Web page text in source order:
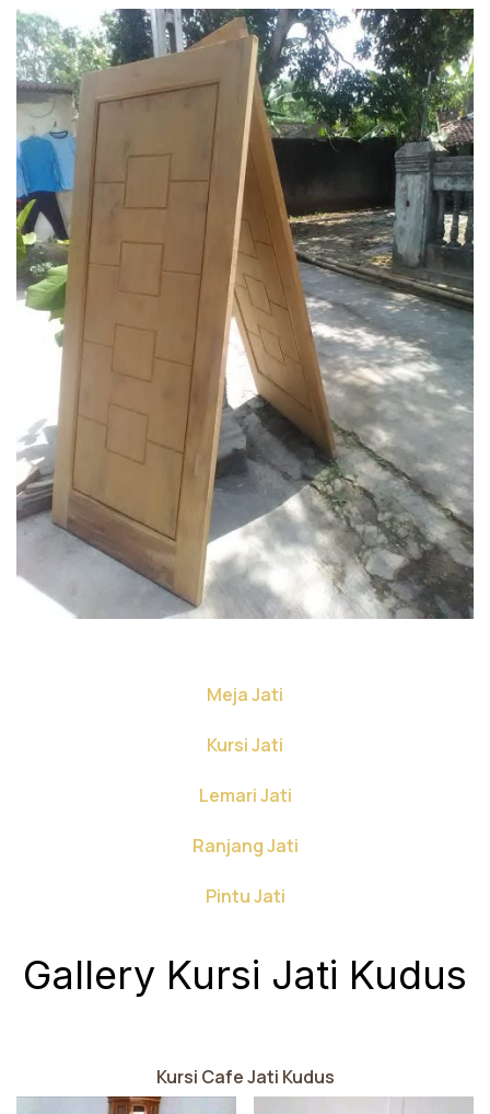
Meja Jati
Kursi Jati
Lemari Jati
Ranjang Jati
Pintu Jati
Gallery Kursi Jati Kudus
Kursi Cafe Jati Kudus